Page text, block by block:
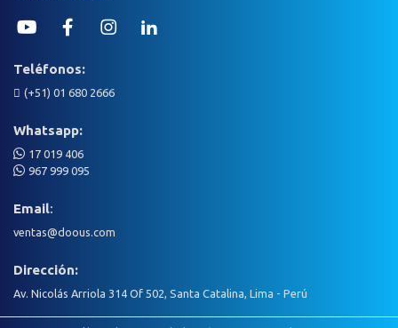
Teléfonos:
(+51) 01 680 2666
Whatsapp:
17 019 406
967 999 095
Email:
ventas@doous.com
Dirección:
Av. Nicolás Arriola 314 Of 502, Santa Catalina, Lima - Perú